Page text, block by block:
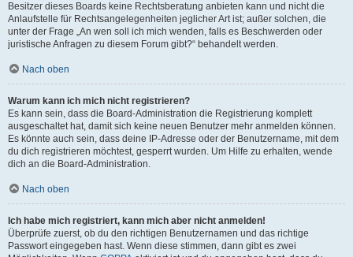
Besitzer dieses Boards keine Rechtsberatung anbieten kann und nicht die
Anlaufstelle für Rechtsangelegenheiten jeglicher Art ist; außer solchen, die
unter der Frage „An wen soll ich mich wenden, falls es Beschwerden oder
juristische Anfragen zu diesem Forum gibt?“ behandelt werden.
Nach oben
Warum kann ich mich nicht registrieren?
Es kann sein, dass die Board-Administration die Registrierung komplett
ausgeschaltet hat, damit sich keine neuen Benutzer mehr anmelden können.
Es könnte auch sein, dass deine IP-Adresse oder der Benutzername, mit dem
du dich registrieren möchtest, gesperrt wurden. Um Hilfe zu erhalten, wende
dich an die Board-Administration.
Nach oben
Ich habe mich registriert, kann mich aber nicht anmelden!
Überprüfe zuerst, ob du den richtigen Benutzernamen und das richtige
Passwort eingegeben hast. Wenn diese stimmen, dann gibt es zwei